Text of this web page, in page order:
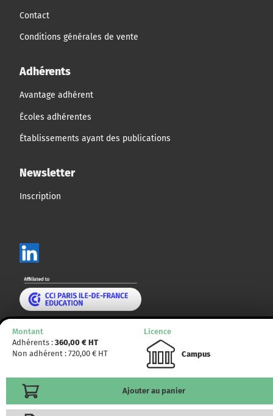
Montant
Adhérents : 360,00 € HT
Non adhérent : 720,00 € HT
Licence
Campus
Ajouter au panier
Contact
Conditions générales de vente
Adhérents
Avantage adhérent
Écoles adhérentes
Établissements ayant des publications
Newsletter
Inscription
Mentions légales
Plan du site
© CCMP 2014 - 2025. Tous droits réservés.